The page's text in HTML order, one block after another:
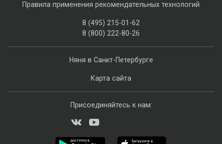
Няня в Санкт-Петербурге
Карта сайта
Правила применения рекомендательных технологий
8 (495) 215-01-62
8 (800) 222-80-26
Присоединяйтесь к нам: